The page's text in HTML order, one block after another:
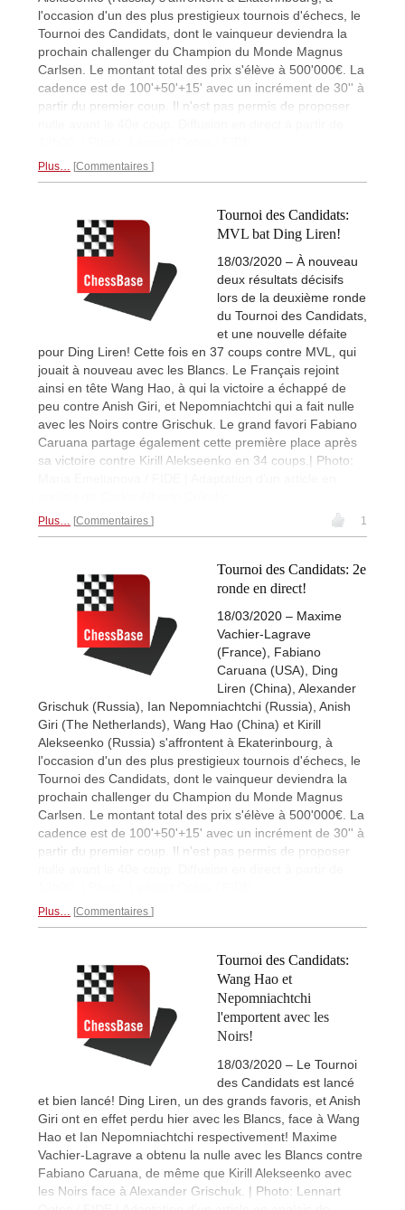
l'occasion d'un des plus prestigieux tournois d'échecs, le
Tournoi des Candidats, dont le vainqueur deviendra la
prochain challenger du Champion du Monde Magnus
Carlsen. Le montant total des prix s'élève à 500'000€. La
cadence est de 100'+50'+15' avec un incrément de 30'' à
partir du premier coup. Il n'est pas permis de proposer
Plus… Commentaires
Tournoi des Candidats:
MVL bat Ding Liren!
18/03/2020 – À nouveau
deux résultats décisifs
lors de la deuxième ronde
du Tournoi des Candidats,
et une nouvelle défaite
pour Ding Liren! Cette fois en 37 coups contre MVL, qui
jouait à nouveau avec les Blancs. Le Français rejoint
ainsi en tête Wang Hao, à qui la victoire a échappé de
peu contre Anish Giri, et Nepomniachtchi qui a fait nulle
avec les Noirs contre Grischuk. Le grand favori Fabiano
Caruana partage également cette première place après
sa victoire contre Kirill Alekseenko en 34 coups.| Photo:
Plus… Commentaires 1
Tournoi des Candidats: 2e
ronde en direct!
18/03/2020 – Maxime
Vachier-Lagrave
(France), Fabiano
Caruana (USA), Ding
Liren (China), Alexander
Grischuk (Russia), Ian Nepomniachtchi (Russia), Anish
Giri (The Netherlands), Wang Hao (China) et Kirill
Alekseenko (Russia) s'affrontent à Ekaterinbourg, à
l'occasion d'un des plus prestigieux tournois d'échecs, le
Tournoi des Candidats, dont le vainqueur deviendra la
prochain challenger du Champion du Monde Magnus
Carlsen. Le montant total des prix s'élève à 500'000€. La
cadence est de 100'+50'+15' avec un incrément de 30'' à
partir du premier coup. Il n'est pas permis de proposer
Plus… Commentaires
Tournoi des Candidats:
Wang Hao et
Nepomniachtchi
l'emportent avec les
Noirs!
18/03/2020 – Le Tournoi
des Candidats est lancé
et bien lancé! Ding Liren, un des grands favoris, et Anish
Giri ont en effet perdu hier avec les Blancs, face à Wang
Hao et Ian Nepomniachtchi respectivement! Maxime
Vachier-Lagrave a obtenu la nulle avec les Blancs contre
Fabiano Caruana, de même que Kirill Alekseenko avec
les Noirs face à Alexander Grischuk. | Photo: Lennart